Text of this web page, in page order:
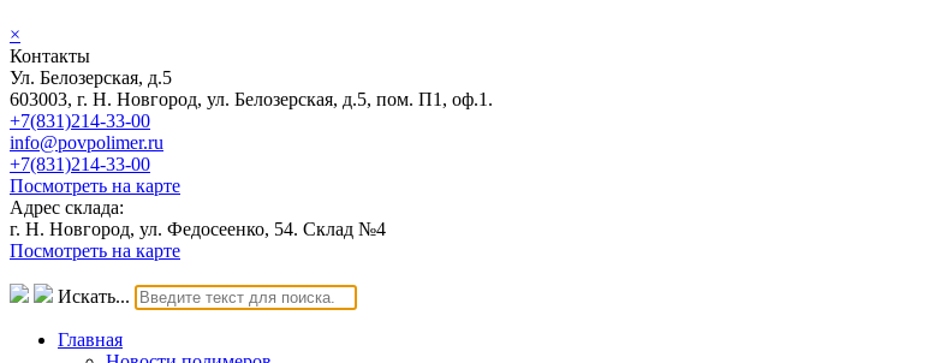
×
Контакты
Ул. Белозерская, д.5
603003, г. Н. Новгород, ул. Белозерская, д.5, пом. П1, оф.1.
+7(831)214-33-00
info@povpolimer.ru
+7(831)214-33-00
Посмотреть на карте
Адрес склада:
г. Н. Новгород, ул. Федосеенко, 54. Склад №4
Посмотреть на карте
Искать...
Главная